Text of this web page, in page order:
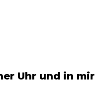
Uhr und in mir